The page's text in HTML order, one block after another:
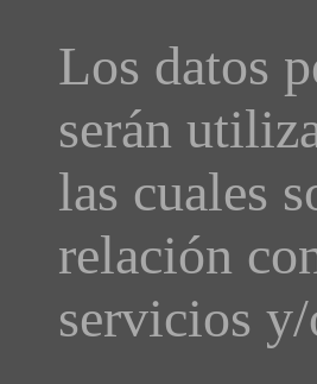
Los datos
serán
las cuales
relación
servicios